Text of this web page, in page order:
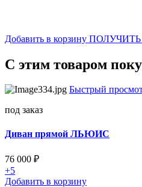
Добавить в корзину
С этим товаром
Быстрый
под заказ
Диван прямой ЛЬЮИС
76 000 ₽
+5
Добавить в корзину